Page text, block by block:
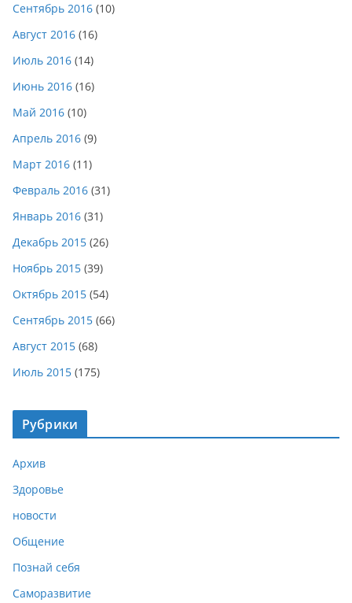
Сентябрь 2016 (10)
Август 2016 (16)
Июль 2016 (14)
Июнь 2016 (16)
Май 2016 (10)
Апрель 2016 (9)
Март 2016 (11)
Февраль 2016 (31)
Январь 2016 (31)
Декабрь 2015 (26)
Ноябрь 2015 (39)
Октябрь 2015 (54)
Сентябрь 2015 (66)
Август 2015 (68)
Июль 2015 (175)
Рубрики
Архив
Здоровье
новости
Общение
Познай себя
Саморазвитие